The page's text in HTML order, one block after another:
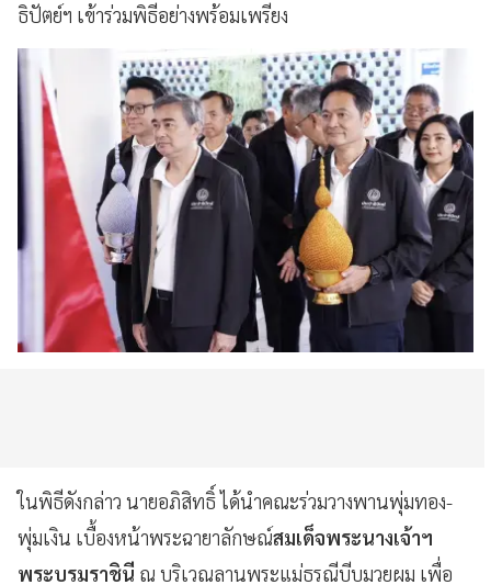
ธิปัตย์ฯ เข้าร่วมพิธีอย่างพร้อมเพรียง
ในพิธีดังกล่าว นายอภิสิทธิ์ ได้นำคณะร่วมวางพานพุ่มทอง-
พุ่มเงิน เบื้องหน้าพระฉายาลักษณ์สมเด็จพระนางเจ้าฯ
พระบรมราชินี ณ บริเวณลานพระแม่ธรณีบีบมวยผม เพื่อ